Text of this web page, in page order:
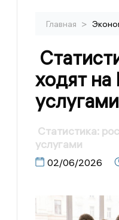
Главная >
ходят на
услугами
Статистика:
услугами
02/06/2026